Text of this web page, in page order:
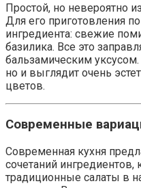
Простой, но невероятно
Для его приготовления
ингредиента: свежие
базилика. Все это
бальзамическим
но и выглядит очень
цветов.
Современные
Современная кухня
сочетаний
традиционные салаты в